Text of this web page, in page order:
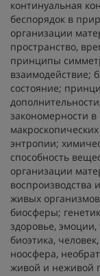
континуальная
беспорядок в
организации
пространство,
принципы
взаимодействие;
состояние;
закономерности
энтропии;
способность
организации
воспроизводства
живых
биосферы;
здоровье, эмоции,
биоэтика,
ноосфера,
живой и неживой